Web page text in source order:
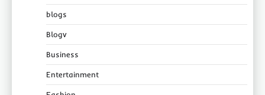
blogs
Blogv
Business
Entertainment